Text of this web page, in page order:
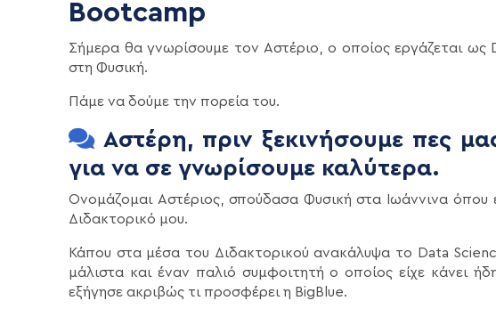
Bootcamp
Σήμερα θα γνωρίσουμε τον Αστέριο, ο οποίος εργάζεται
στη Φυσική.
Πάμε να δούμε την πορεία του.
Αστέρη, πριν ξεκινήσουμε πες
για να σε γνωρίσουμε καλύτερα.
Ονομάζομαι Αστέριος, σπούδασα Φυσική στα Ιωάννινα όπου
Διδακτορικό μου.
Κάπου στα μέσα του Διδακτορικού ανακάλυψα το Data
μάλιστα και έναν παλιό συμφοιτητή ο οποίος είχε κάνει
εξήγησε ακριβώς τι προσφέρει η BigBlue.